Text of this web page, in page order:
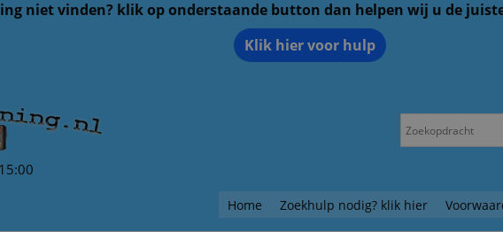
niet vinden? klik op onderstaande button dan helpen wij u de
Klik hier voor hulp
Home Zoekhulp nodig? klik hier